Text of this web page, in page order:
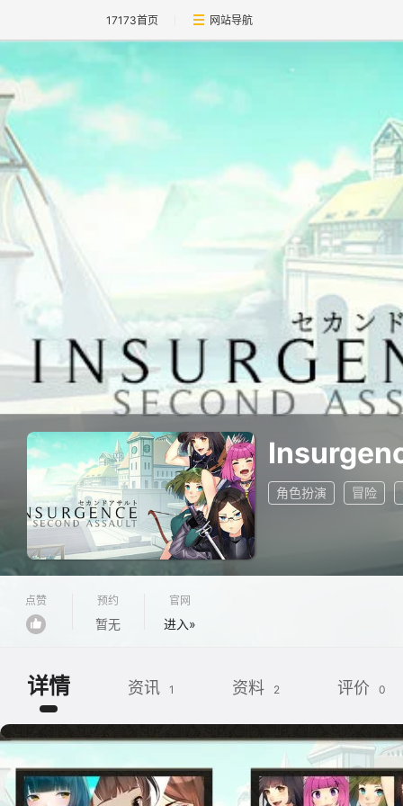
17173首页 网站导航
角色扮演 冒险
点赞 预约
暂无
官网
进入»
详情 资讯 1 资料 2 评价 0